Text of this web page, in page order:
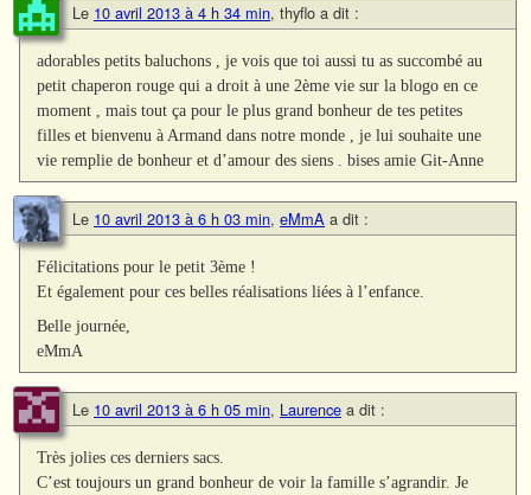
Le 10 avril 2013 à 4 h 34 min, thyflo a dit :
adorables petits baluchons , je vois que toi aussi tu as succombé au
petit chaperon rouge qui a droit à une 2ème vie sur la blogo en ce
moment , mais tout ça pour le plus grand bonheur de tes petites
filles et bienvenu à Armand dans notre monde , je lui souhaite une
vie remplie de bonheur et d’amour des siens . bises amie Git-Anne
Le 10 avril 2013 à 6 h 03 min, eMmA a dit :
Félicitations pour le petit 3ème !
Et également pour ces belles réalisations liées à l’enfance.
Belle journée,
eMmA
Le 10 avril 2013 à 6 h 05 min, Laurence a dit :
Très jolies ces derniers sacs.
C’est toujours un grand bonheur de voir la famille s’agrandir. Je